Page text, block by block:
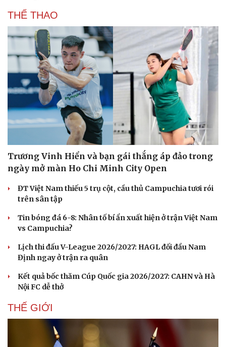
Văn hóa
Sân khấu - Điện ảnh
Âm nhạc
Di sản
Giải trí
Thời trang
Sao Việt
THỂ THAO
Trương Vinh Hiển và bạn gái thắng áp đảo trong
ngày mở màn Ho Chi Minh City Open
ĐT Việt Nam thiếu 5 trụ cột, cầu thủ Campuchia tươi rói
trên sân tập
Tin bóng đá 6-8: Nhân tố bí ẩn xuất hiện ở trận Việt Nam
vs Campuchia?
Lịch thi đấu V-League 2026/2027: HAGL đối đầu Nam
Định ngay ở trận ra quân
Kết quả bốc thăm Cúp Quốc gia 2026/2027: CAHN và Hà
Nội FC dễ thở
THẾ GIỚI